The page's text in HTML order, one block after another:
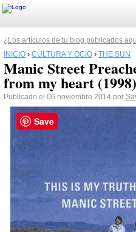
¿Los artículos de tu blog publicados
INICIO › CULTURA Y OCIO › THE SUN
Manic Street
from my heart (1998)
Publicado el 06 noviembre 2014 por
Save